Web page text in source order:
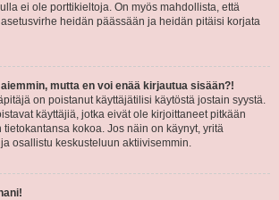
ei ole porttikieltoja. On myös mahdollista, että
heidän päässään ja heidän pitäisi korjata
mutta en voi enää kirjautua sisään?!
on poistanut käyttäjätilisi käytöstä jostain syystä.
käyttäjiä, jotka eivät ole kirjoittaneet pitkään
kokoa. Jos näin on käynyt, yritä
osallistu keskusteluun aktiivisemmin.